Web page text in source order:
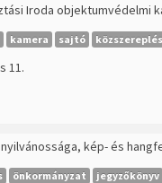
Iroda
kamera sajtó közszereplés
11.
kép- és
önkormányzat jegyzőkönyv